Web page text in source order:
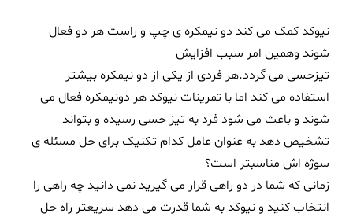
نیوکد کمک می کند دو نیمکره ی چپ و راست هر دو فعال
شوند وهمین امر سبب افزایش
تیزحسی می گردد.هر فردی از یکی از دو نیمکره بیشتر
استفاده می کند اما با تمرینات نیوکد هر دونیمکره فعال می
شوند و باعث می شود فرد به تیز حسی رسیده و بتواند
تشخیص دهد به عنوان عامل کدام تکنیک برای حل مسئله ی
سوژه اش مناسبتر است؟
زمانی که شما در دو راهی قرار می گیرید نمی دانید چه راهی را
انتخاب کنید و نیوکد به شما قدرت می دهد سریعتر راه حل